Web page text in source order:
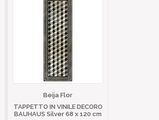
Beija Flor
TAPPETTO IN VINILE DECORO
BAUHAUS Silver 68 x 120 cm